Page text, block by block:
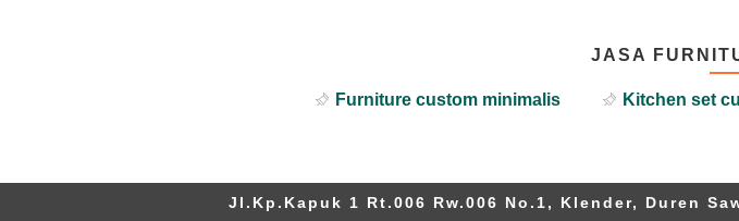
JASA
Furniture custom minimalis Kitchen set
Jl.Kp.Kapuk 1 Rt.006 Rw.006 No.1, Klender, Duren